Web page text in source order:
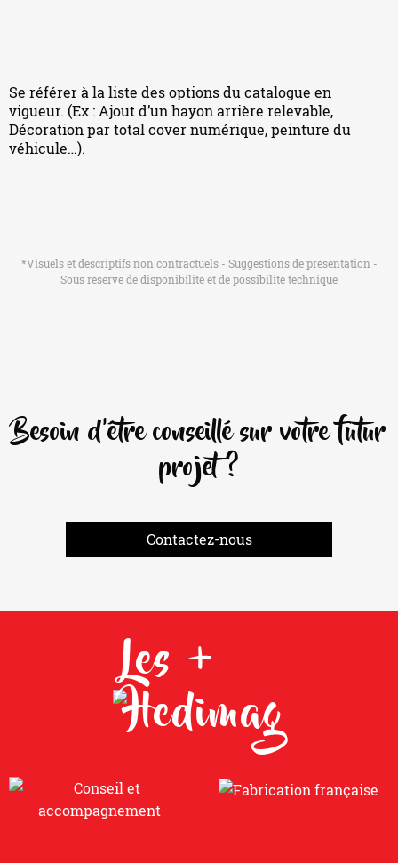
Se référer à la liste des options du catalogue en
vigueur. (Ex : Ajout d’un hayon arrière relevable,
Décoration par total cover numérique, peinture du
véhicule…).
*Visuels et descriptifs non contractuels - Suggestions de présentation -
Sous réserve de disponibilité et de possibilité technique
Besoin d'être conseillé sur votre futur
projet ?
Contactez-nous
Les +